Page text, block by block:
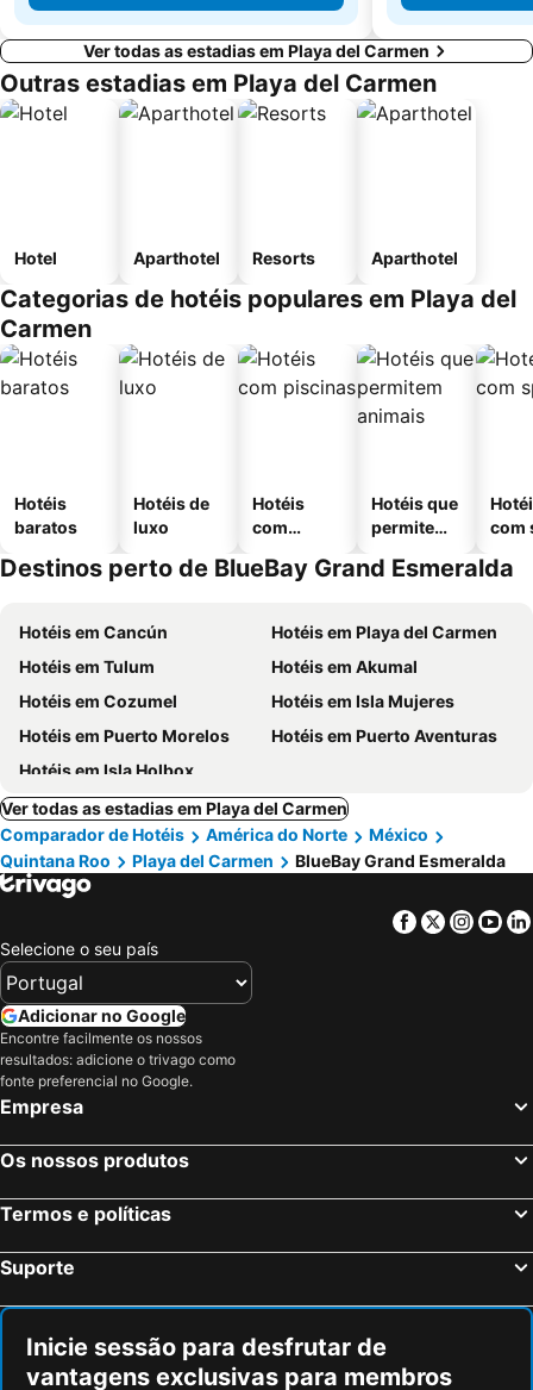
Ver todas as estadias em Playa del Carmen
Outras estadias em Playa del Carmen
Hotel Aparthotel Resorts Aparthotel
Categorias de hotéis populares em Playa del
Carmen
Hotéis
baratos
Hotéis de
luxo
Hotéis
com
Hotéis que
permitem
com
Destinos perto de BlueBay Grand Esmeralda
Hotéis em Cancún
Hotéis em Playa del Carmen
Hotéis em Tulum
Hotéis em Akumal
Hotéis em Cozumel
Hotéis em Isla Mujeres
Hotéis em Puerto Morelos
Hotéis em Puerto Aventuras
Hotéis em Isla Holbox
Ver todas as estadias em Playa del Carmen
Comparador de Hotéis
América do Norte
México
Quintana Roo
Playa del Carmen BlueBay Grand Esmeralda
Facebook
Twitter
Selecione o seu país
Adicionar no Google
Encontre facilmente os nossos
resultados: adicione o trivago como
fonte preferencial no Google.
Empresa
Os nossos produtos
Termos e políticas
Suporte
Inicie sessão para desfrutar de
vantagens exclusivas para membros